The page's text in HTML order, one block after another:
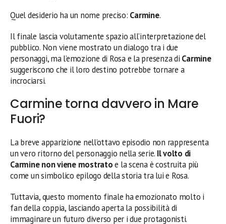
Quel desiderio ha un nome preciso: Carmine.
Il finale lascia volutamente spazio all’interpretazione del
pubblico. Non viene mostrato un dialogo tra i due
personaggi, ma l’emozione di Rosa e la presenza di Carmine
suggeriscono che il loro destino potrebbe tornare a
incrociarsi.
Carmine torna davvero in Mare
Fuori?
La breve apparizione nell’ottavo episodio non rappresenta
un vero ritorno del personaggio nella serie. Il volto di
Carmine non viene mostratoe la scena è costruita più
come un simbolico epilogo della storia tra lui e Rosa.
Tuttavia, questo momento finale ha emozionato molto i
fan della coppia, lasciando aperta la possibilità di
immaginare un futuro diverso per i due protagonisti.